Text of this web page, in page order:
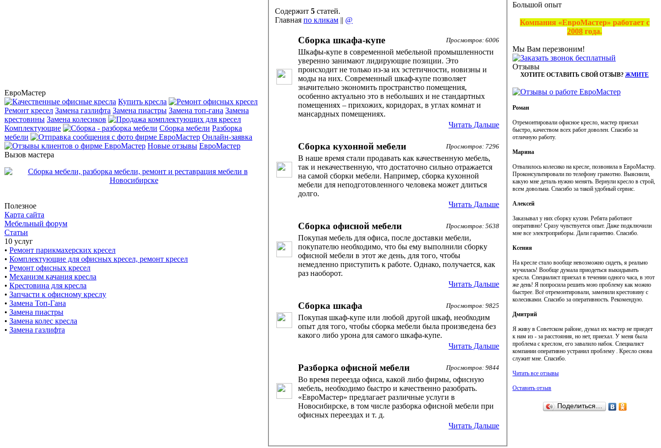
ЕвроМастер
Купить кресла
Ремонт кресел Замена газлифта Замена пиастры Замена топ-гана Замена
крестовины Замена колесиков
Комплектующие
Сборка мебели Разборка
мебели
Онлайн-заявка
Новые отзывы ЕвроМастер
Вызов мастера
Полезное
Карта сайта
Мебельный форум
Статьи
10 услуг
• Ремонт парикмахерских кресел
• Комплектующие для офисных кресел, ремонт кресел
• Ремонт офисных кресел
• Механизм качания кресла
• Крестовина для кресла
• Запчасти к офисному креслу
• Замена Топ-Гана
• Замена пиастры
• Замена колес кресла
• Замена газлифта
Содержит 5 статей.
Главная по кликам || @
Сборка шкафа-купе Просмотров: 6006
Шкафы-купе в современной мебельной промышленности
уверенно занимают лидирующие позиции. Это
происходит не только из-за их эстетичности, новизны и
моды на них. Современный шкаф-купе позволяет
значительно экономить пространство помещения,
особенно актуально это в небольших и не стандартных
помещениях – прихожих, коридорах, в углах комнат и
мансардных помещениях.
Читать Дальше
Сборка кухонной мебели Просмотров: 7296
В наше время стали продавать как качественную мебель,
так и некачественную, что достаточно сильно отражается
на самой сборки мебели. Например, сборка кухонной
мебели для неподготовленного человека может длиться
долго.
Читать Дальше
Сборка офисной мебели Просмотров: 5638
Покупая мебель для офиса, после доставки мебели,
покупателю необходимо, что бы ему выполнили сборку
офисной мебели в этот же день, для того, чтобы
немедленно приступить к работе. Однако, получается, как
раз наоборот.
Читать Дальше
Сборка шкафа Просмотров: 9825
Покупая шкаф-купе или любой другой шкаф, необходим
опыт для того, чтобы сборка мебели была произведена без
какого либо урона для самого шкафа-купе.
Читать Дальше
Разборка офисной мебели Просмотров: 9844
Во время переезда офиса, какой либо фирмы, офисную
мебель, необходимо быстро и качественно разобрать.
«ЕвроМастер» предлагает различные услуги в
Новосибирске, в том числе разборка офисной мебели при
офисных переездах и т. д.
Читать Дальше
Большой опыт
Компания «ЕвроМастер» работает с
2008 года.
Мы Вам перезвоним!
Отзывы
ХОТИТЕ ОСТАВИТЬ СВОЙ ОТЗЫВ? ЖМИТЕ
Роман
Отремонтировали офисное кресло, мастер приехал
быстро, качеством всех работ доволен. Спасибо за
отличную работу.
Марина
Отвалилось колесико на кресле, позвонила в ЕвроМастер.
Проконсультировали по телефону грамотно. Выяснили,
какую мне деталь нужно менять. Вернули кресло в строй,
всем довольна. Спасибо за такой удобный сервис.
Алексей
Заказывал у них сборку кухни. Ребята работают
оперативно! Сразу чувствуется опыт. Даже подключили
мне все электроприборы. Дали гарантию. Спасибо.
Ксения
На кресле стало вообще невозможно сидеть, я реально
мучилась! Вообще думала приодеться выкидывать
кресла. Специалист приехал в течении одного часа, в этот
же день! Я попросила решить мою проблему как можно
быстрее. Всё отремонтировали, заменили крестовину с
колесиками. Спасибо за оперативность. Рекомендую.
Дмитрий
Я живу в Советском районе, думал их мастер не приедет
к нам из - за расстояния, но нет, приехал. У меня была
проблема с креслом, его завалило набок. Специалист
компании оперативно устранил проблему . Кресло снова
служит мне. Спасибо.
Читать все отзывы
Оставить отзыв
Поделиться…